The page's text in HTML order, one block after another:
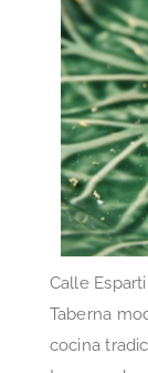
Calle
Taberna
cocina